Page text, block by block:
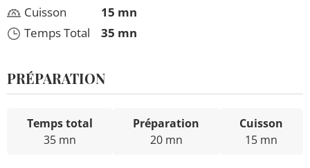
Cuisson
Temps Total
15 mn
35 mn
PRÉPARATION
Temps total
35 mn
Préparation
20 mn
Cuisson
15 mn